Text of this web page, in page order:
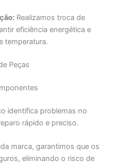
Realizamos troca de
eficiência energética e
temperatura.
Peças
identifica problemas no
rápido e preciso.
marca, garantimos que os
eliminando o risco de